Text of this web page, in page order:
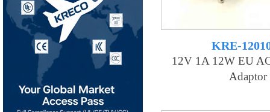
KRE-
12V 1A 12W EU
Adaptor